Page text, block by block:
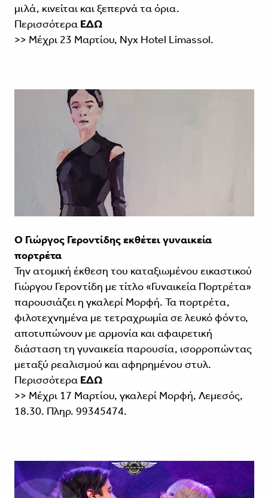
μιλά, κινείται και ξεπερνά τα όρια.
Περισσότερα ΕΔΩ
>> Μέχρι 23 Μαρτίου, Nyx Hotel Limassol.
Ο Γιώργος Γεροντίδης εκθέτει γυναικεία
πορτρέτα
Την ατομική έκθεση του καταξιωμένου εικαστικού
Γιώργου Γεροντίδη με τίτλο «Γυναικεία Πορτρέτα»
παρουσιάζει η γκαλερί Μορφή. Τα πορτρέτα,
φιλοτεχνημένα με τετραχρωμία σε λευκό φόντο,
αποτυπώνουν με αρμονία και αφαιρετική
διάσταση τη γυναικεία παρουσία, ισορροπώντας
μεταξύ ρεαλισμού και αφηρημένου στυλ.
Περισσότερα ΕΔΩ
>> Μέχρι 17 Μαρτίου, γκαλερί Μορφή, Λεμεσός,
18.30. Πληρ. 99345474.